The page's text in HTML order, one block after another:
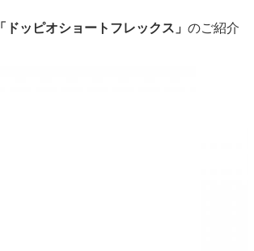
「ドッピオショートフレックス」 のご紹介